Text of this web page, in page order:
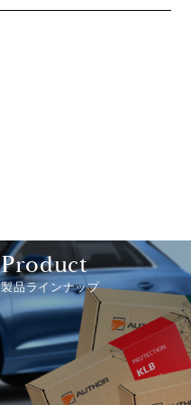
Product
製品ラインナップ